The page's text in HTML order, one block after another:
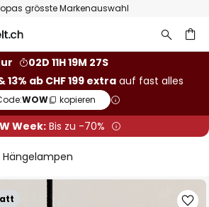
grösste Markenauswahl
02D 11H 19M 26S
13% ab CHF 199 extra auf fast alles
WOW kopieren
Week:Bis zu -70%